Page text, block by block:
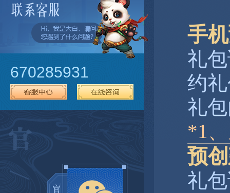
670285931
手
礼
约
礼
*1
预
礼